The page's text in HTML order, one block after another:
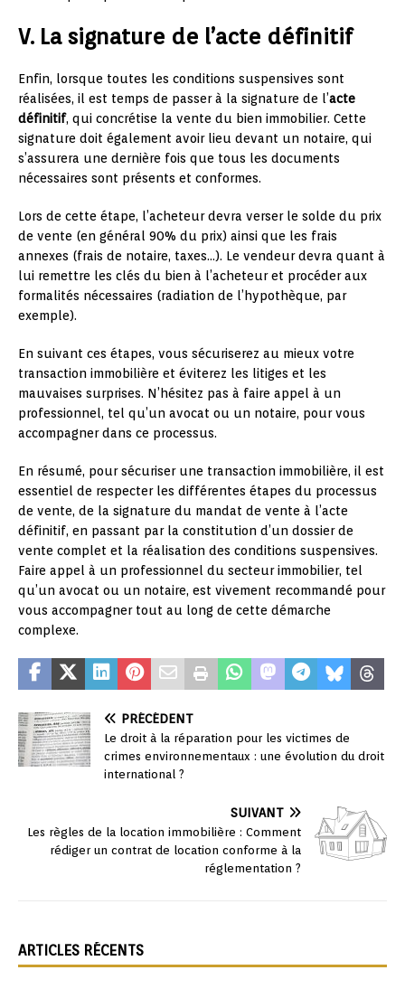
V. La signature de l’acte définitif
Enfin, lorsque toutes les conditions suspensives sont
réalisées, il est temps de passer à la signature de l’acte
définitif, qui concrétise la vente du bien immobilier. Cette
signature doit également avoir lieu devant un notaire, qui
s’assurera une dernière fois que tous les documents
nécessaires sont présents et conformes.
Lors de cette étape, l’acheteur devra verser le solde du prix
de vente (en général 90% du prix) ainsi que les frais
annexes (frais de notaire, taxes…). Le vendeur devra quant à
lui remettre les clés du bien à l’acheteur et procéder aux
formalités nécessaires (radiation de l’hypothèque, par
exemple).
En suivant ces étapes, vous sécuriserez au mieux votre
transaction immobilière et éviterez les litiges et les
mauvaises surprises. N’hésitez pas à faire appel à un
professionnel, tel qu’un avocat ou un notaire, pour vous
accompagner dans ce processus.
En résumé, pour sécuriser une transaction immobilière, il est
essentiel de respecter les différentes étapes du processus
de vente, de la signature du mandat de vente à l’acte
définitif, en passant par la constitution d’un dossier de
vente complet et la réalisation des conditions suspensives.
Faire appel à un professionnel du secteur immobilier, tel
qu’un avocat ou un notaire, est vivement recommandé pour
vous accompagner tout au long de cette démarche
complexe.
PRÉCÉDENT
Le droit à la réparation pour les victimes de
crimes environnementaux : une évolution du droit
international ?
SUIVANT
Les règles de la location immobilière : Comment
rédiger un contrat de location conforme à la
réglementation ?
ARTICLES RÉCENTS